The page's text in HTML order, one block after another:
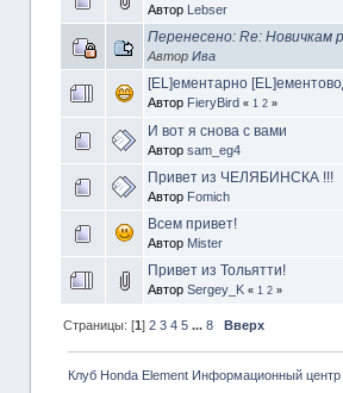
Автор Lebser
Перенесено: Re: Новичкам
Автор Ива
[EL]ементарно
Автор FieryBird « 1 2»
И вот я снова с вами
Автор sam_eg4
Привет из ЧЕЛЯБИНСКА !!!
Автор Fomich
Всем привет!
Автор Mister
Привет из Тольятти!
Автор Sergey_K « 1 2»
Страницы: [1] 2 3 4 5 ... 8 Вверх
Клуб Honda Element Информационный центр